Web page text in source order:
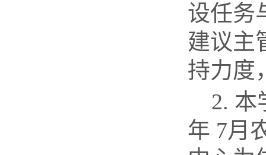
设任务
建议主
持力度
2. 本
年 7月